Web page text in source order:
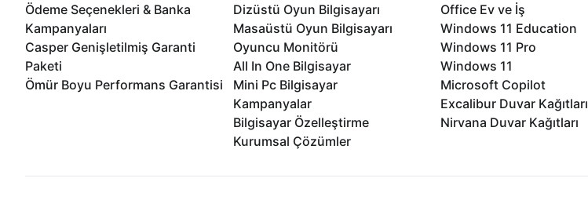
Ödeme Seçenekleri & Banka
Kampanyaları
Casper Genişletilmiş Garanti
Paketi
Ömür Boyu Performans Garantisi
Dizüstü Oyun Bilgisayarı
Masaüstü Oyun Bilgisayarı
Oyuncu Monitörü
All In One Bilgisayar
Mini Pc Bilgisayar
Kampanyalar
Bilgisayar Özelleştirme
Kurumsal Çözümler
Office Ev ve İş
Windows 11 Education
Windows 11 Pro
Windows 11
Microsoft Copilot
Excalibur Duvar Kağıtları
Nirvana Duvar Kağıtları